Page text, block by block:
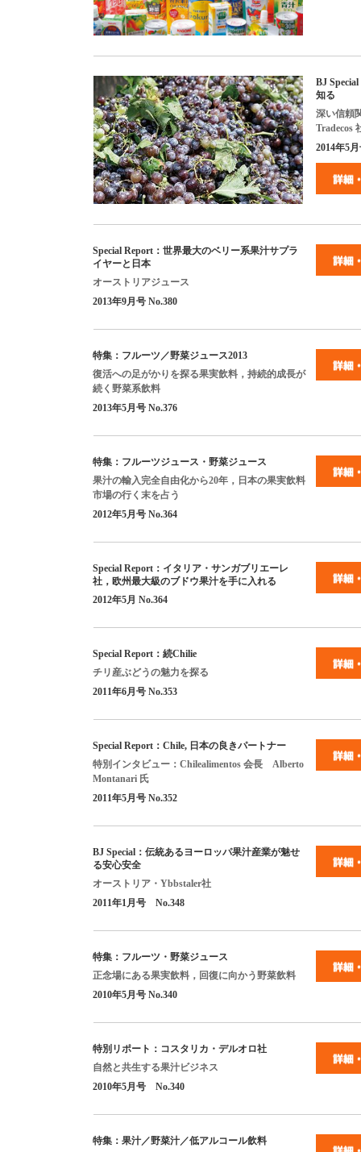
BJ Special
知る
深い信頼
Tradecos
2014年5月
Special Report ：世界最大のベリー系果汁サプラ
イヤーと日本
オーストリアジュース
2013年9月号 No.380
特集：フルーツ／野菜ジュース2013
復活への足がかりを探る果実飲料，持続的成長が
続く野菜系飲料
2013年5月号 No.376
特集：フルーツジュース・野菜ジュース
果汁の輸入完全自由化から20年，日本の果実飲料
市場の行く末を占う
2012年5月号 No.364
Special Report ：イタリア・サンガブリエーレ
社，欧州最大級のブドウ果汁を手に入れる
2012年5月 No.364
Special Report ：続Chilie
チリ産ぶどうの魅力を探る
2011年6月号 No.353
Special Report ：Chile, 日本の良きパートナー
特別インタビュー：Chilealimentos会長Alberto
Montanari 氏
2011年5月号 No.352
BJ Special ：伝統あるヨーロッパ果汁産業が魅せ
る安心安全
オーストリア・Ybbstaler社
2011年1月号No.348
特集：フルーツ・野菜ジュース
正念場にある果実飲料，回復に向かう野菜飲料
2010年5月号 No.340
特別リポート：コスタリカ・デルオロ社
自然と共生する果汁ビジネス
2010年5月号No.340
特集：果汁／野菜汁／低アルコール飲料